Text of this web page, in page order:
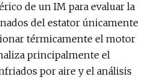
de un IM para evaluar la
del estator únicamente
térmicamente el motor
principalmente el
por aire y el análisis